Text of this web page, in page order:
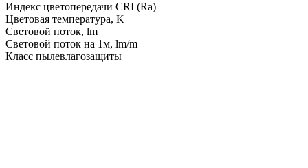
Индекс цветопередачи CRI (Ra)
Цветовая температура, K
Световой поток, lm
Световой поток на 1м, lm/m
Класс пылевлагозащиты